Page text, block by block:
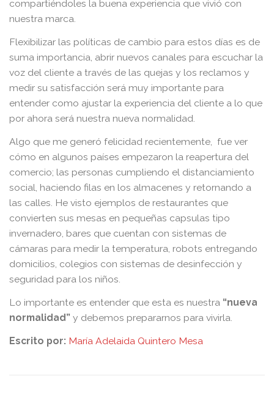
compartiéndoles la buena experiencia que vivió con
nuestra marca.
Flexibilizar las políticas de cambio para estos días es de
suma importancia, abrir nuevos canales para escuchar la
voz del cliente a través de las quejas y los reclamos y
medir su satisfacción será muy importante para
entender como ajustar la experiencia del cliente a lo que
por ahora será nuestra nueva normalidad.
Algo que me generó felicidad recientemente, fue ver
cómo en algunos países empezaron la reapertura del
comercio; las personas cumpliendo el distanciamiento
social, haciendo filas en los almacenes y retornando a
las calles. He visto ejemplos de restaurantes que
convierten sus mesas en pequeñas capsulas tipo
invernadero, bares que cuentan con sistemas de
cámaras para medir la temperatura, robots entregando
domicilios, colegios con sistemas de desinfección y
seguridad para los niños.
Lo importante es entender que esta es nuestra “nueva
normalidad” y debemos prepararnos para vivirla.
Escrito por: María Adelaida Quintero Mesa